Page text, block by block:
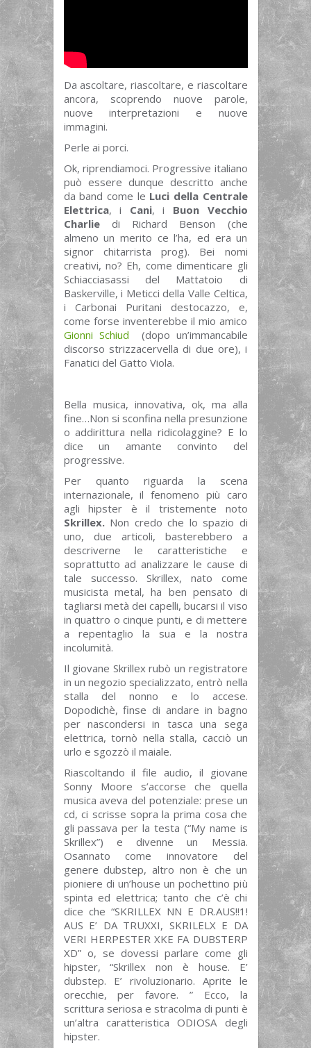
Da ascoltare, riascoltare, e riascoltare
ancora, scoprendo nuove parole,
nuove interpretazioni e nuove
immagini.
Perle ai porci.
Ok, riprendiamoci. Progressive italiano
può essere dunque descritto anche
da band come le Luci della Centrale
Elettrica, i Cani, i Buon Vecchio
Charliedi Richard Benson (che
almeno un merito ce l’ha, ed era un
signor chitarrista prog). Bei nomi
creativi, no? Eh, come dimenticare gli
Schiacciasassi del Mattatoio di
Baskerville, i Meticci della Valle Celtica,
i Carbonai Puritani destocazzo, e,
come forse inventerebbe il mio amico
Gionni Schiud
(dopo un’immancabile
discorso strizzacervella di due ore), i
Fanatici del Gatto Viola.
Bella musica, innovativa, ok, ma alla
fine…Non si sconfina nella presunzione
o addirittura nella ridicolaggine? E lo
dice un amante convinto del
progressive.
Per quanto riguarda la scena
internazionale, il fenomeno più caro
agli hipster è il tristemente noto
Skrillex.Non credo che lo spazio di
uno, due articoli, basterebbero a
descriverne le caratteristiche e
soprattutto ad analizzare le cause di
tale successo. Skrillex, nato come
musicista metal, ha ben pensato di
tagliarsi metà dei capelli, bucarsi il viso
in quattro o cinque punti, e di mettere
a repentaglio la sua e la nostra
incolumità.
Il giovane Skrillex rubò un registratore
in un negozio specializzato, entrò nella
stalla del nonno e lo accese.
Dopodichè, finse di andare in bagno
per nascondersi in tasca una sega
elettrica, tornò nella stalla, cacciò un
urlo e sgozzò il maiale.
Riascoltando il file audio, il giovane
Sonny Moore s’accorse che quella
musica aveva del potenziale: prese un
cd, ci scrisse sopra la prima cosa che
gli passava per la testa (“My name is
Skrillex”) e divenne un Messia.
Osannato come innovatore del
genere dubstep, altro non è che un
pioniere di un’house un pochettino più
spinta ed elettrica; tanto che c’è chi
dice che “SKRILLEX NN E DR.AUS!!1!
AUS E’ DA TRUXXI, SKRILELX E DA
VERI HERPESTER XKE FA DUBSTERP
XD” o, se dovessi parlare come gli
hipster, “Skrillex non è house. E’
dubstep. E’ rivoluzionario. Aprite le
orecchie, per favore. ” Ecco, la
scrittura seriosa e stracolma di punti è
un’altra caratteristica ODIOSA degli
hipster.